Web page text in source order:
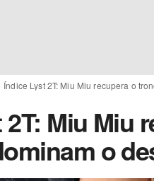
Índice Lyst 2T: Miu Miu recupera o
Miu Miu
o